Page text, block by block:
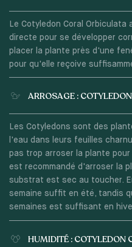
Le Cotyledon Coral Orbiculata
directe pour se développer
placer la plante près d'une
pour qu'elle reçoive
ARROSAGE :
Les Cotyledons sont des
l'eau dans leurs feuilles
pas trop arroser la plante pour
est recommandé d'arroser la
substrat est sec au toucher.
semaine suffit en été, tandis
semaines est suffisant en
HUMIDITÉ : COTYLEDON